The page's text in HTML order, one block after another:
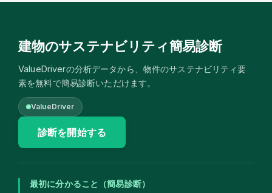
建物のサステナビリティ簡易診断
ValueDriverの分析データから、物件のサステナビリティ要
素を無料で簡易診断いただけます。
ValueDriver
診断を開始する
最初に分かること（簡易診断）